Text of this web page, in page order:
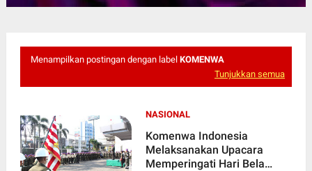
Menampilkan postingan dengan label KOMENWA
Tunjukkan semua
NASIONAL
Komenwa Indonesia
Melaksanakan Upacara
Memperingati Hari Bela